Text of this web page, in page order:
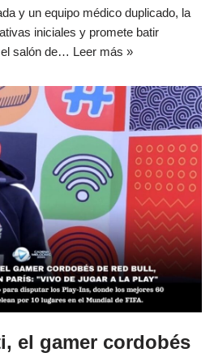
y un equipo médico duplicado, la
iniciales y promete batir
salón de… Leer más »
el gamer cordobés